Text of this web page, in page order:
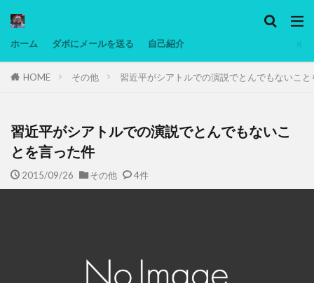
ホーム ダボにメールを送る 自己紹介
HOME その他 習近平がシアトルでの演説でとんでもないこ
習近平がシアトルでの演説でとんでもないこ
とを言った件
2015/09/26 その他 4件
タグ
低温調理・スロークッカー
低糖質ダイエット
日本人村社会